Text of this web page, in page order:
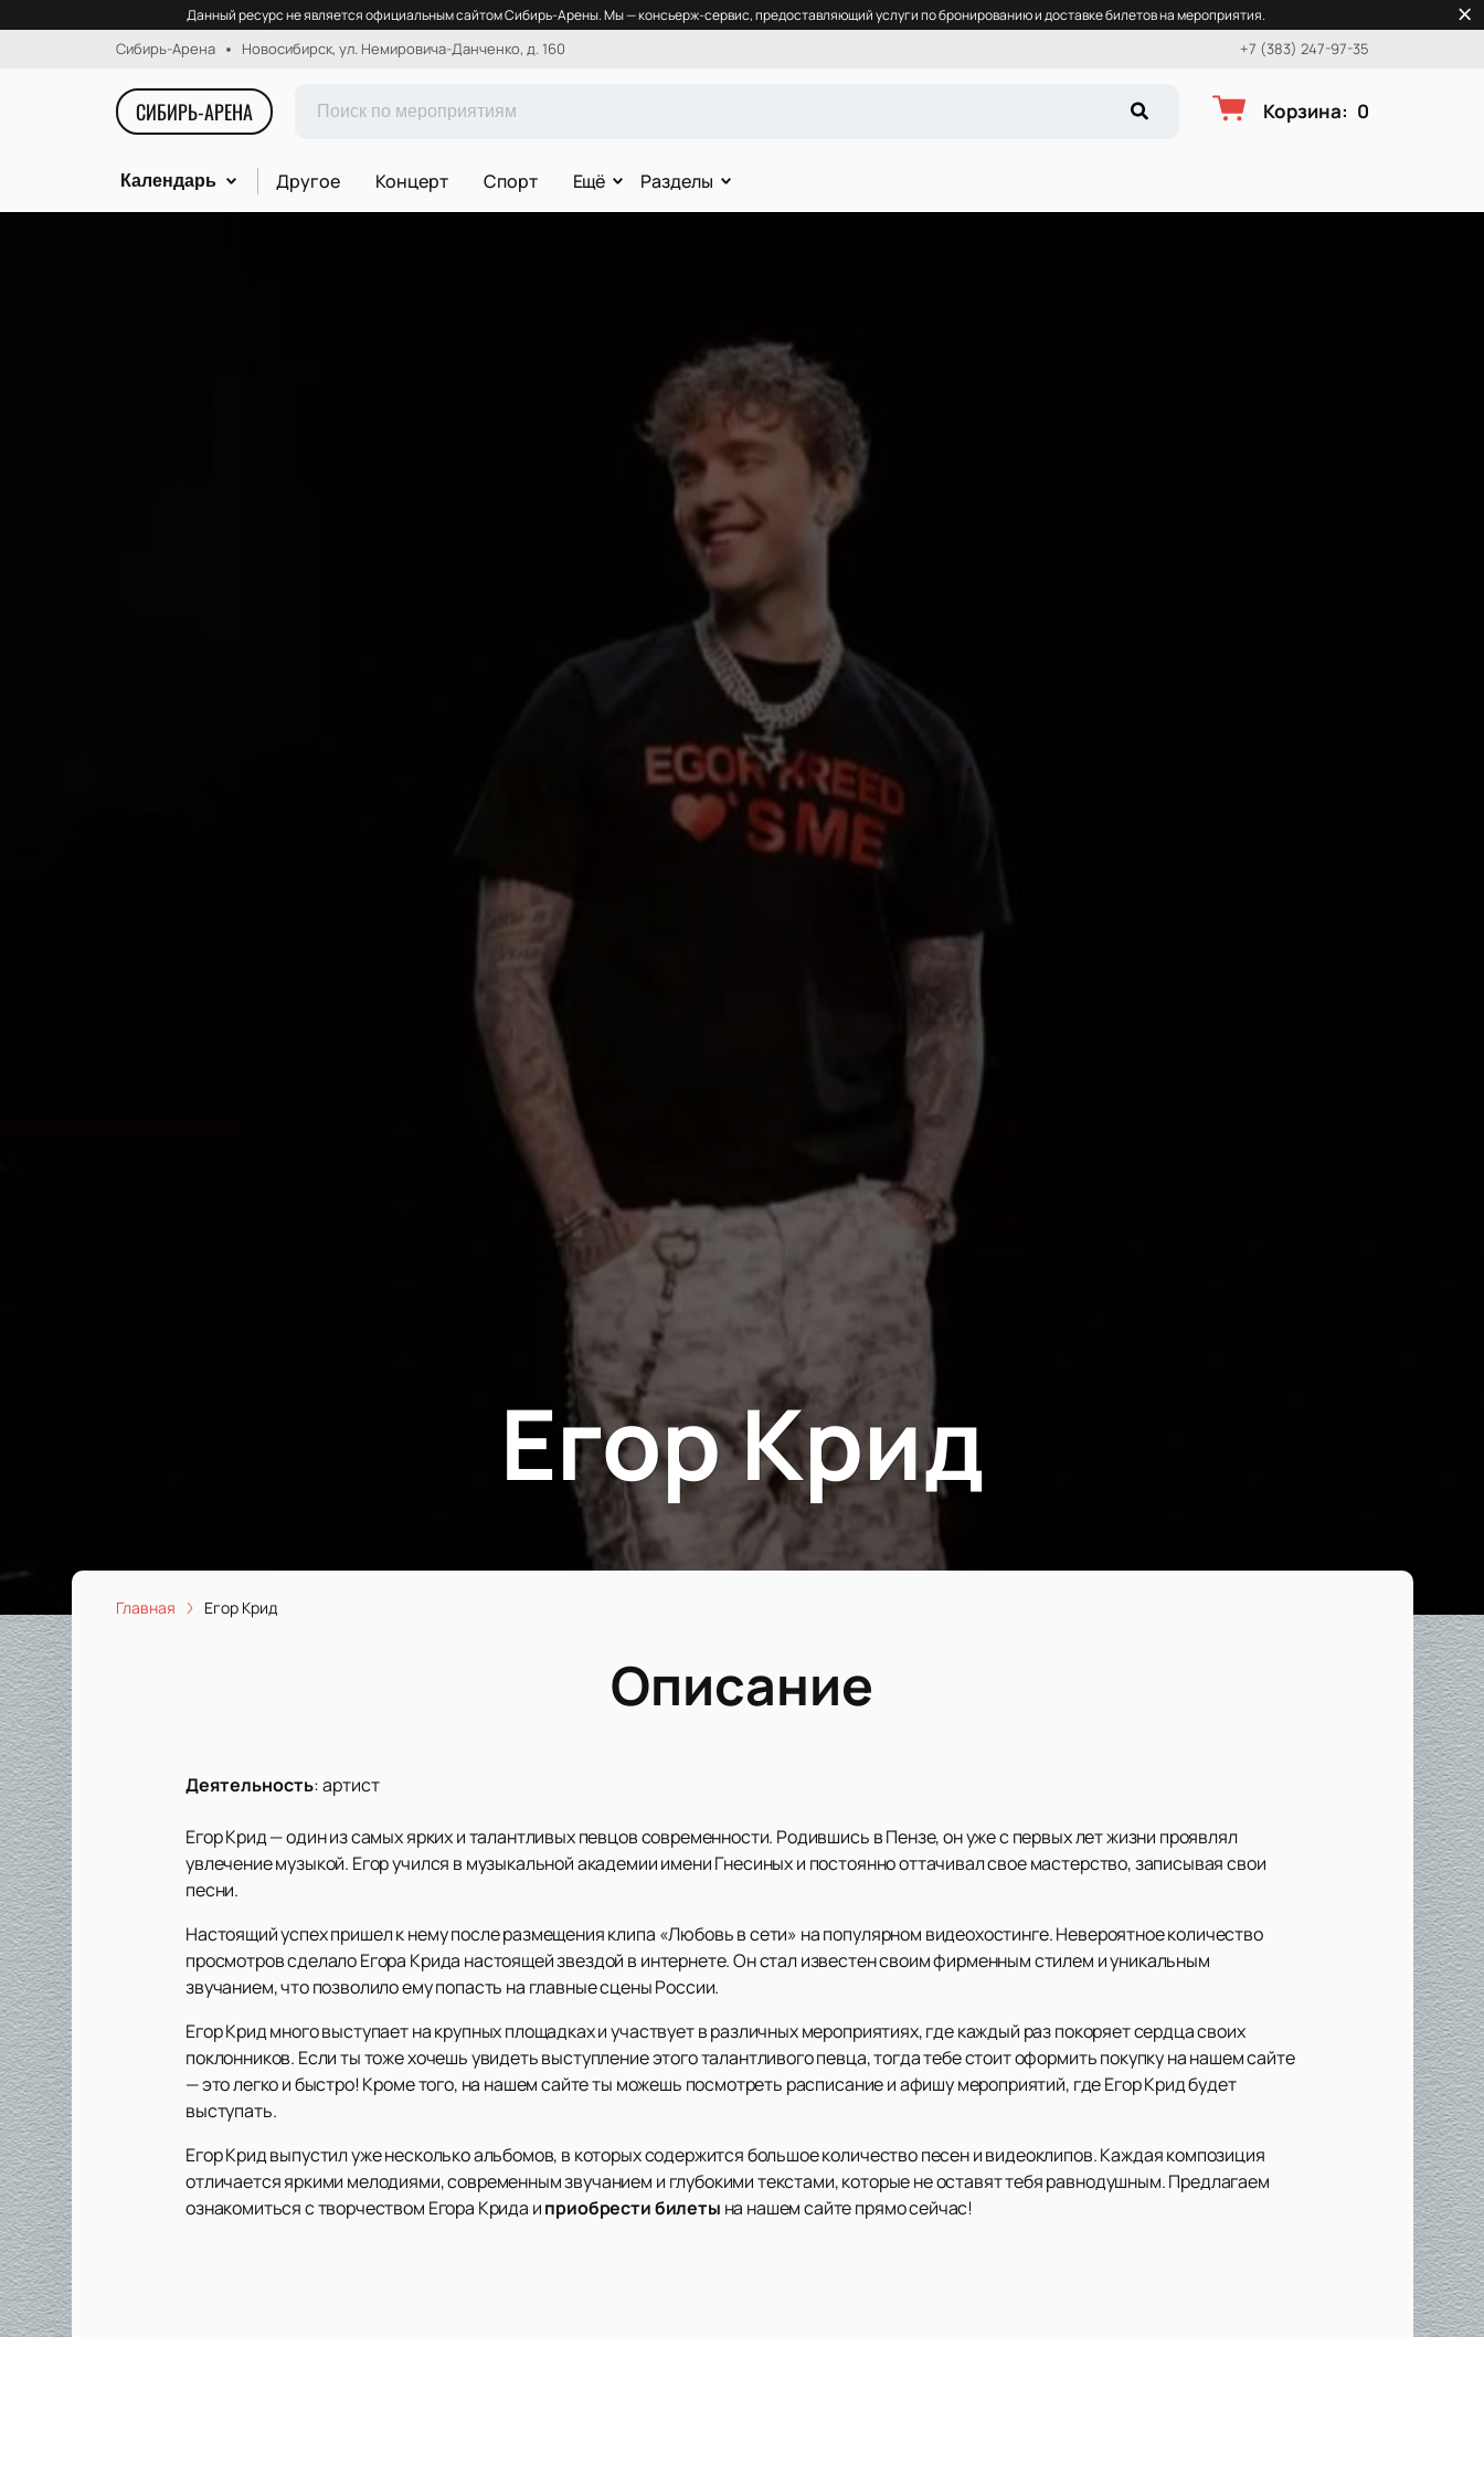
Данный ресурс не является официальным сайтом Сибирь-Арены. Мы — консьерж-сервис, предоставляющий услуги по бронированию и доставке билетов на мероприятия.
Сибирь-Арена Новосибирск, ул. Немировича-Данченко, д. 160 +7 (383) 247-97-35
СИБИРЬ-АРЕНА Корзина: 0
Календарь Другое Концерт Спорт Ещё Разделы
Егор Крид
Главная Егор Крид
Описание
Деятельность:артист
Егор Крид — один из самых ярких и талантливых певцов современности. Родившись в Пензе, он уже с первых лет жизни проявлял
увлечение музыкой. Егор учился в музыкальной академии имени Гнесиных и постоянно оттачивал свое мастерство, записывая свои
песни.
Настоящий успех пришел к нему после размещения клипа «Любовь в сети» на популярном видеохостинге. Невероятное количество
просмотров сделало Егора Крида настоящей звездой в интернете. Он стал известен своим фирменным стилем и уникальным
звучанием, что позволило ему попасть на главные сцены России.
Егор Крид много выступает на крупных площадках и участвует в различных мероприятиях, где каждый раз покоряет сердца своих
поклонников. Если ты тоже хочешь увидеть выступление этого талантливого певца, тогда тебе стоит оформить покупку на нашем сайте
— это легко и быстро! Кроме того, на нашем сайте ты можешь посмотреть расписание и афишу мероприятий, где Егор Крид будет
выступать.
Егор Крид выпустил уже несколько альбомов, в которых содержится большое количество песен и видеоклипов. Каждая композиция
отличается яркими мелодиями, современным звучанием и глубокими текстами, которые не оставят тебя равнодушным. Предлагаем
ознакомиться с творчеством Егора Крида иприобрести билеты на нашем сайте прямо сейчас!